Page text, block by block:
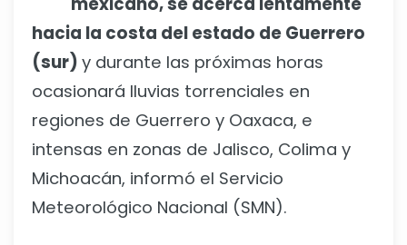
hacia la costa del estado de Guerrero
(sur) y durante las próximas horas
ocasionará lluvias torrenciales en
regiones de Guerrero y Oaxaca, e
intensas en zonas de Jalisco, Colima y
Michoacán, informó el Servicio
Meteorológico Nacional (SMN).